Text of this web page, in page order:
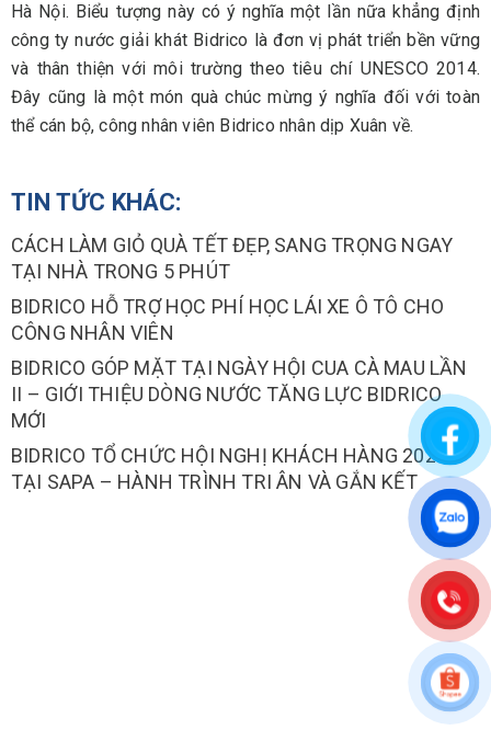
Hà Nội. Biểu tượng này có ý nghĩa một lần nữa khẳng định
công ty nước giải khát Bidrico là đơn vị phát triển bền vững
và thân thiện với môi trường theo tiêu chí UNESCO 2014.
Đây cũng là một món quà chúc mừng ý nghĩa đối với toàn
thể cán bộ, công nhân viên Bidrico nhân dịp Xuân về.
TIN TỨC KHÁC:
CÁCH LÀM GIỎ QUÀ TẾT ĐẸP, SANG TRỌNG NGAY
TẠI NHÀ TRONG 5 PHÚT
BIDRICO HỖ TRỢ HỌC PHÍ HỌC LÁI XE Ô TÔ CHO
CÔNG NHÂN VIÊN
BIDRICO GÓP MẶT TẠI NGÀY HỘI CUA CÀ MAU LẦN
II – GIỚI THIỆU DÒNG NƯỚC TĂNG LỰC BIDRICO
MỚI
BIDRICO TỔ CHỨC HỘI NGHỊ KHÁCH HÀNG 2025
TẠI SAPA – HÀNH TRÌNH TRI ÂN VÀ GẮN KẾT